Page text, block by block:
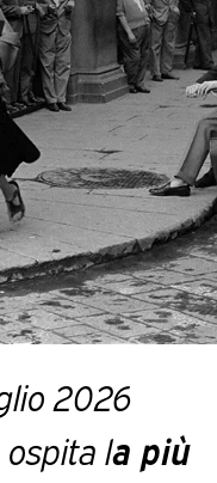
2026
ospita la più